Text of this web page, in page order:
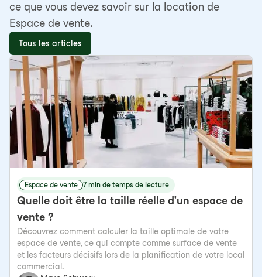
ce que vous devez savoir sur la location de
Espace de vente.
Tous les articles
Espace de vente 7 min de temps de lecture
Quelle doit être la taille réelle d'un espace de
vente ?
Découvrez comment calculer la taille optimale de votre
espace de vente, ce qui compte comme surface de vente
et les facteurs décisifs lors de la planification de votre local
commercial.